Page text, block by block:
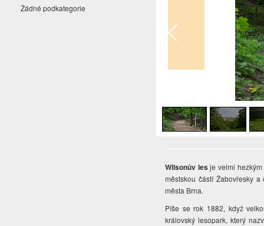
Žádné podkategorie
Wilsonův lesje velmi
městskou částí Žabovřesky
města Brna.
Píše se rok 1882, když
královský lesopark, který